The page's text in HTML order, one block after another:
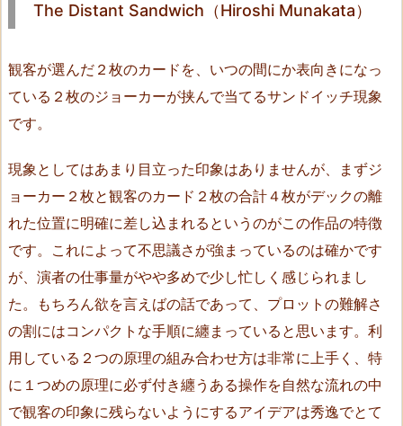
t
p
a
d
e
t
r
u
The Distant Sandwich（Hiroshi Munakata）
観客が選んだ２枚のカードを、いつの間にか表向きになっ
ている２枚のジョーカーが挟んで当てるサンドイッチ現象
です。
現象としてはあまり目立った印象はありませんが、まずジ
ョーカー２枚と観客のカード２枚の合計４枚がデックの離
れた位置に明確に差し込まれるというのがこの作品の特徴
です。これによって不思議さが強まっているのは確かです
が、演者の仕事量がやや多めで少し忙しく感じられまし
た。もちろん欲を言えばの話であって、プロットの難解さ
の割にはコンパクトな手順に纏まっていると思います。利
用している２つの原理の組み合わせ方は非常に上手く、特
に１つめの原理に必ず付き纏うある操作を自然な流れの中
で観客の印象に残らないようにするアイデアは秀逸でとて